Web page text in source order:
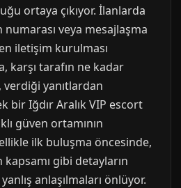
ortaya çıkıyor. İlanlarda
veya mesajlaşma
iletişim kurulması
karşı tarafın ne kadar
yanıtlardan
bir Iğdır Aralık VIP escort
güven ortamının
ilk buluşma öncesinde,
gibi detayların
anlaşılmaları önlüyor.